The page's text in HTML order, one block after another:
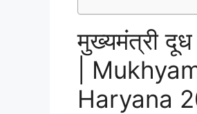
मुख्यमंत्री दूध
|
Haryana